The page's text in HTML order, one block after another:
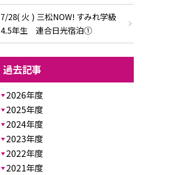
7/28( 火 ) 三松NOW! すみれ学級
4.5年生 連合日光宿泊①
過去記事
2026年度
2025年度
2024年度
2023年度
2022年度
2021年度